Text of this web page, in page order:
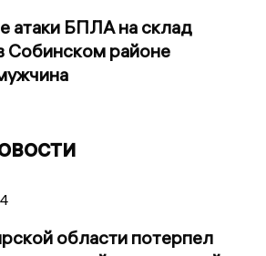
атаки БПЛА на склад
Собинском районе
области потерпел